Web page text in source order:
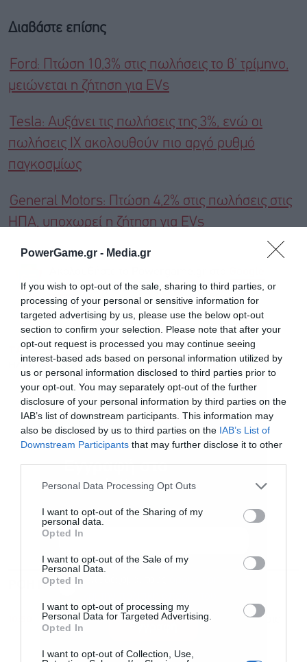
PowerGame.gr - Media.gr
If you wish to opt-out of the sale, sharing to third parties, or
processing of your personal or sensitive information for
targeted advertising by us, please use the below opt-out
section to confirm your selection. Please note that after your
opt-out request is processed you may continue seeing
interest-based ads based on personal information utilized by
us or personal information disclosed to third parties prior to
your opt-out. You may separately opt-out of the further
disclosure of your personal information by third parties on the
IAB’s list of downstream participants. This information may
also be disclosed by us to third parties on the IAB’s List of
Downstream Participants that may further disclose it to other
Personal Data Processing Opt Outs
I want to opt-out of the Sharing of my
personal data.
Opted In
I want to opt-out of the Sale of my
Personal Data.
Opted In
I want to opt-out of processing my
Personal Data for Targeted Advertising.
Opted In
I want to opt-out of Collection, Use,
Διαβάστε επίσης
Ford: Πτώση 10,3% στις πωλήσεις το β’ τρίμηνο,
μειώνεται η ζήτηση για EVs
Tesla: Aυξάνει τις πωλήσεις της 3%, ενώ οι
πωλήσεις ΙΧ ακολουθούν πιο αργό ρυθμό
παγκοσμίως
General Motors: Πτώση 4,2% στις πωλήσεις στις
ΗΠΑ, υποχωρεί η ζήτηση για EVs
News για άμεση και έγκυρη οικονομική
ενημέρωση!
TAGS: BENTLEY ΑΥΤΟΚΙΝΗΤΟΒΙΟΜΗΧΑΝΙΑ
ΗΛΕΚΤΡΙΚΑ ΑΥΤΟΚΙΝΗΤΑ
ΡΟΗ ΕΙΔΗΣΕΩΝ
Nintendo: Στα 934 εκατ. τα καθαρά κέρδη χάρη στο
Switch 2
Εγγραφή στο
newsletter
Αποδέχομαι τους